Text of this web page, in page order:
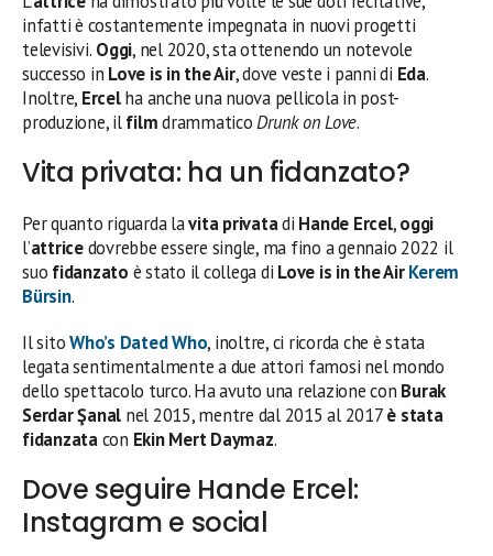
infatti è costantemente impegnata in nuovi progetti
televisivi. Oggi, nel 2020, sta ottenendo un notevole
successo in Love is in the Air, dove veste i panni di Eda.
Inoltre, Ercelha anche una nuova pellicola in post-
produzione, ilfilmdrammaticoDrunk on Love.
Vita privata: ha un fidanzato?
Per quanto riguarda lavita privatadi Hande Ercel,oggi
l’attricedovrebbe essere single, ma fino a gennaio 2022 il
suo fidanzato è stato il collega di Love is in the AirKerem
Bürsin.
Il sitoWho’s Dated Who, inoltre, ci ricorda che è stata
legata sentimentalmente a due attori famosi nel mondo
dello spettacolo turco. Ha avuto una relazione con Burak
Serdar Şanal nel 2015, mentre dal 2015 al 2017è stata
fidanzatacon Ekin Mert Daymaz.
Dove seguire Hande Ercel:
Instagram e social